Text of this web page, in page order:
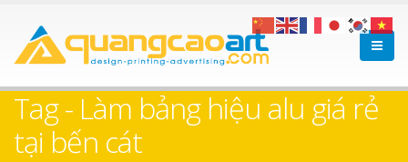
Tag - Làm bảng hiệu alu giá rẻ
tại bến cát